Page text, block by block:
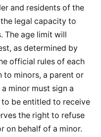
and residents of the
legal capacity to
The age limit will
as determined by
official rules of each
to minors, a parent or
minor must sign a
be entitled to receive
the right to refuse
on behalf of a minor.